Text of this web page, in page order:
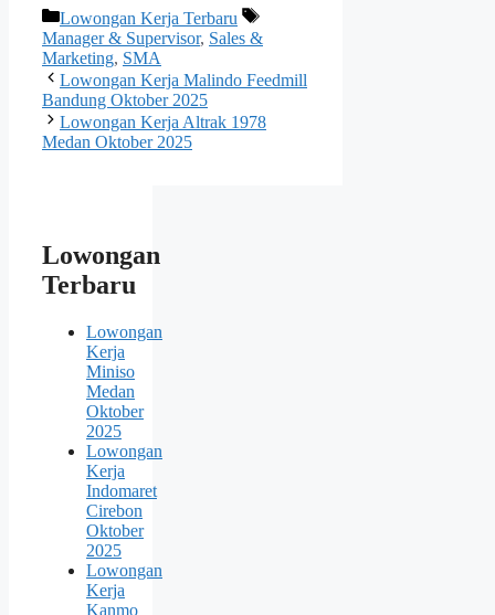
Kategori
Lowongan Kerja Terbaru
Tag
Manager & Supervisor, Sales &
Marketing, SMA
Lowongan Kerja Malindo Feedmill
Bandung Oktober 2025
Lowongan Kerja Altrak 1978
Medan Oktober 2025
Lowongan
Terbaru
Lowongan
Kerja
Miniso
Medan
Oktober
2025
Lowongan
Kerja
Indomaret
Cirebon
Oktober
2025
Lowongan
Kerja
Kanmo